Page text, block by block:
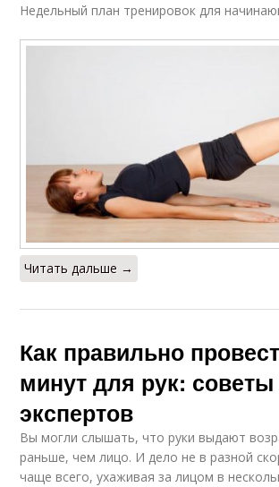
Недельный план тренировок для
Читать дальше →
Как правильно
минут для рук: советы
экспертов
Вы могли слышать, что руки выдают
раньше, чем лицо. И дело не в разной
чаще всего, ухаживая за лицом в